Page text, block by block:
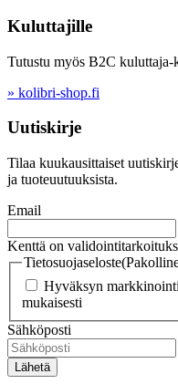
Kuluttajille
Tutustu myös B2C kuluttaja-
» kolibri-shop.fi
Uutiskirje
Tilaa kuukausittaiset
ja tuoteuutuuksista.
Email
Kenttä on
Tietosuojaseloste
Hyväksyn
mukaisesti
Sähköposti